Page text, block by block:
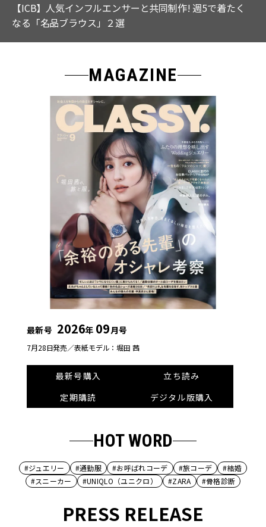
【ICB】人気インフルエンサーと共同制作! 週5で着たく
なる「名品ブラウス」２選
MAGAZINE
最新号 2026年 09月号
7月28日発売／表紙モデル：堀田 茜
最新号購入
立ち読み
定期購読
デジタル版購入
HOT WORD
#ジュエリー #通勤服 #お呼ばれコーデ #旅コーデ
#結婚
#スニーカー
#UNIQLO（ユニクロ） #ZARA #骨格診断
PRESS RELEASE